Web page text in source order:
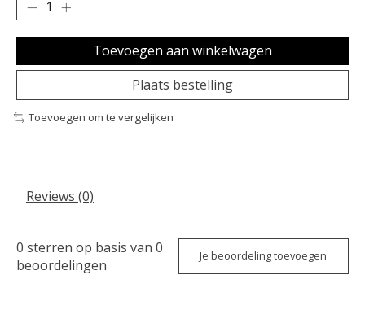
Toevoegen aan winkelwagen
Plaats bestelling
Toevoegen om te vergelijken
Reviews (0)
0 sterren op basis van 0
beoordelingen
Je beoordeling toevoegen